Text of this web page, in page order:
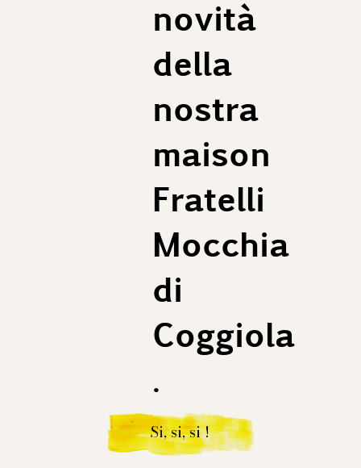
novità
della
nostra
maison
Fratelli
Mocchia
di
Coggiola
.
Si, si, si !